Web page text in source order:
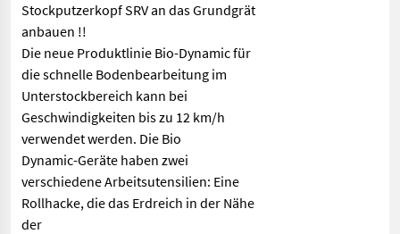
Stockputzerkopf SRV an das Grundgrät
anbauen !!
Die neue Produktlinie Bio-Dynamic für
die schnelle Bodenbearbeitung im
Unterstockbereich kann bei
Geschwindigkeiten bis zu 12 km/h
verwendet werden. Die Bio
Dynamic-Geräte haben zwei
verschiedene Arbeitsutensilien: Eine
Rollhacke, die das Erdreich in der Nähe
der